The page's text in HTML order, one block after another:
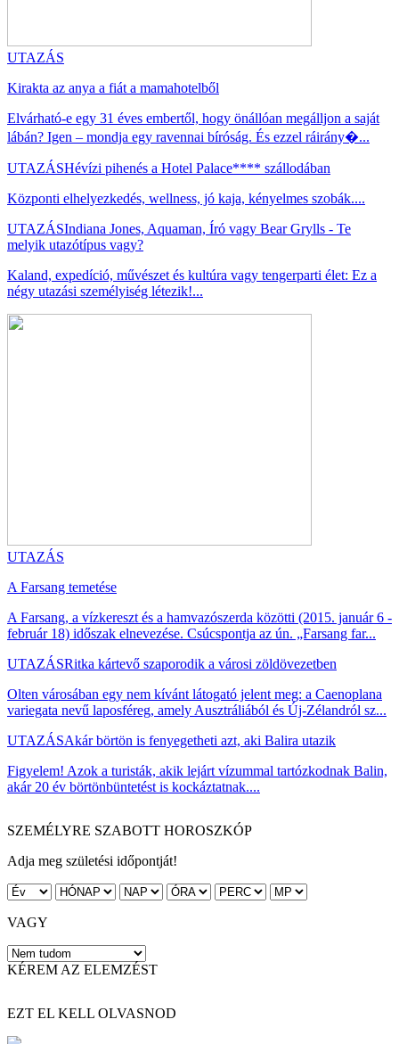
UTAZÁS
Kirakta az anya a fiát a mamahotelből
Elvárható-e egy 31 éves embertől, hogy önállóan megálljon a saját
lábán? Igen – mondja egy ravennai bíróság. És ezzel ráirány�...
UTAZÁSHévízi pihenés a Hotel Palace**** szállodában
Központi elhelyezkedés, wellness, jó kaja, kényelmes szobák....
UTAZÁSIndiana Jones, Aquaman, Író vagy Bear Grylls - Te
melyik utazótípus vagy?
Kaland, expedíció, művészet és kultúra vagy tengerparti élet: Ez a
négy utazási személyiség létezik!...
UTAZÁS
A Farsang temetése
A Farsang, a vízkereszt és a hamvazószerda közötti (2015. január 6 -
február 18) időszak elnevezése. Csúcspontja az ún. „Farsang far...
UTAZÁSRitka kártevő szaporodik a városi zöldövezetben
Olten városában egy nem kívánt látogató jelent meg: a Caenoplana
variegata nevű laposféreg, amely Ausztráliából és Új-Zélandról sz...
UTAZÁSAkár börtön is fenyegetheti azt, aki Balira utazik
Figyelem! Azok a turisták, akik lejárt vízummal tartózkodnak Balin,
akár 20 év börtönbüntetést is kockáztatnak....
SZEMÉLYRE SZABOTT HOROSZKÓP
Adja meg születési időpontját!
VAGY
KÉREM AZ ELEMZÉST
EZT EL KELL OLVASNOD